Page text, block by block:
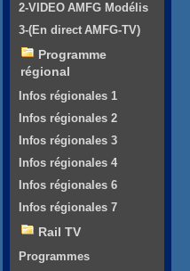
2-VIDEO AMFG Modélis
3-(En direct AMFG-TV)
Programme
régional
Infos régionales 1
Infos régionales 2
Infos régionales 3
Infos régionales 4
Infos régionales 6
Infos régionales 7
Rail TV
Programmes